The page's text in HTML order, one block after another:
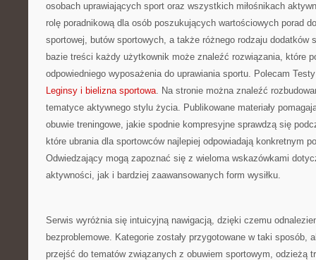
osobach uprawiających sport oraz wszystkich miłośnikach
rolę poradnikową dla osób poszukujących wartościowych porad
sportowej, butów sportowych, a także różnego rodzaju dodatków
bazie treści każdy użytkownik może znaleźć rozwiązania, które
odpowiedniego wyposażenia do uprawiania sportu. Polecam
Leginsy i bielizna sportowa. Na stronie można znaleźć
tematyce aktywnego stylu życia. Publikowane materiały
obuwie treningowe, jakie spodnie kompresyjne sprawdzą się
które ubrania dla sportowców najlepiej odpowiadają konkretnym
Odwiedzający mogą zapoznać się z wieloma wskazówkami
aktywności, jak i bardziej zaawansowanych form wysiłku.
Serwis wyróżnia się intuicyjną nawigacją, dzięki czemu
bezproblemowe. Kategorie zostały przygotowane w taki sposób,
przejść do tematów związanych z obuwiem sportowym, odzieżą